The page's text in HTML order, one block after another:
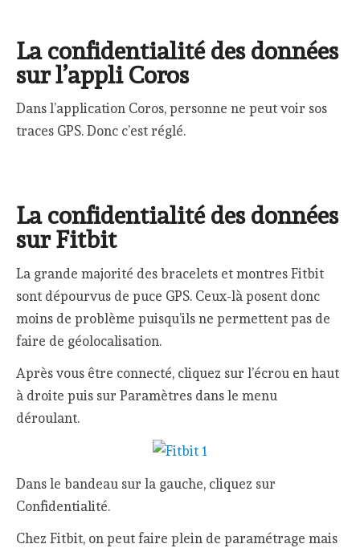
La confidentialité des données
sur l’appli Coros
Dans l’application Coros, personne ne peut voir sos
traces GPS. Donc c’est réglé.
La confidentialité des données
sur Fitbit
La grande majorité des bracelets et montres Fitbit
sont dépourvus de puce GPS. Ceux-là posent donc
moins de problème puisqu’ils ne permettent pas de
faire de géolocalisation.
Après vous être connecté, cliquez sur l’écrou en haut
à droite puis sur Paramètres dans le menu
déroulant.
Dans le bandeau sur la gauche, cliquez sur
Confidentialité.
Chez Fitbit, on peut faire plein de paramétrage mais